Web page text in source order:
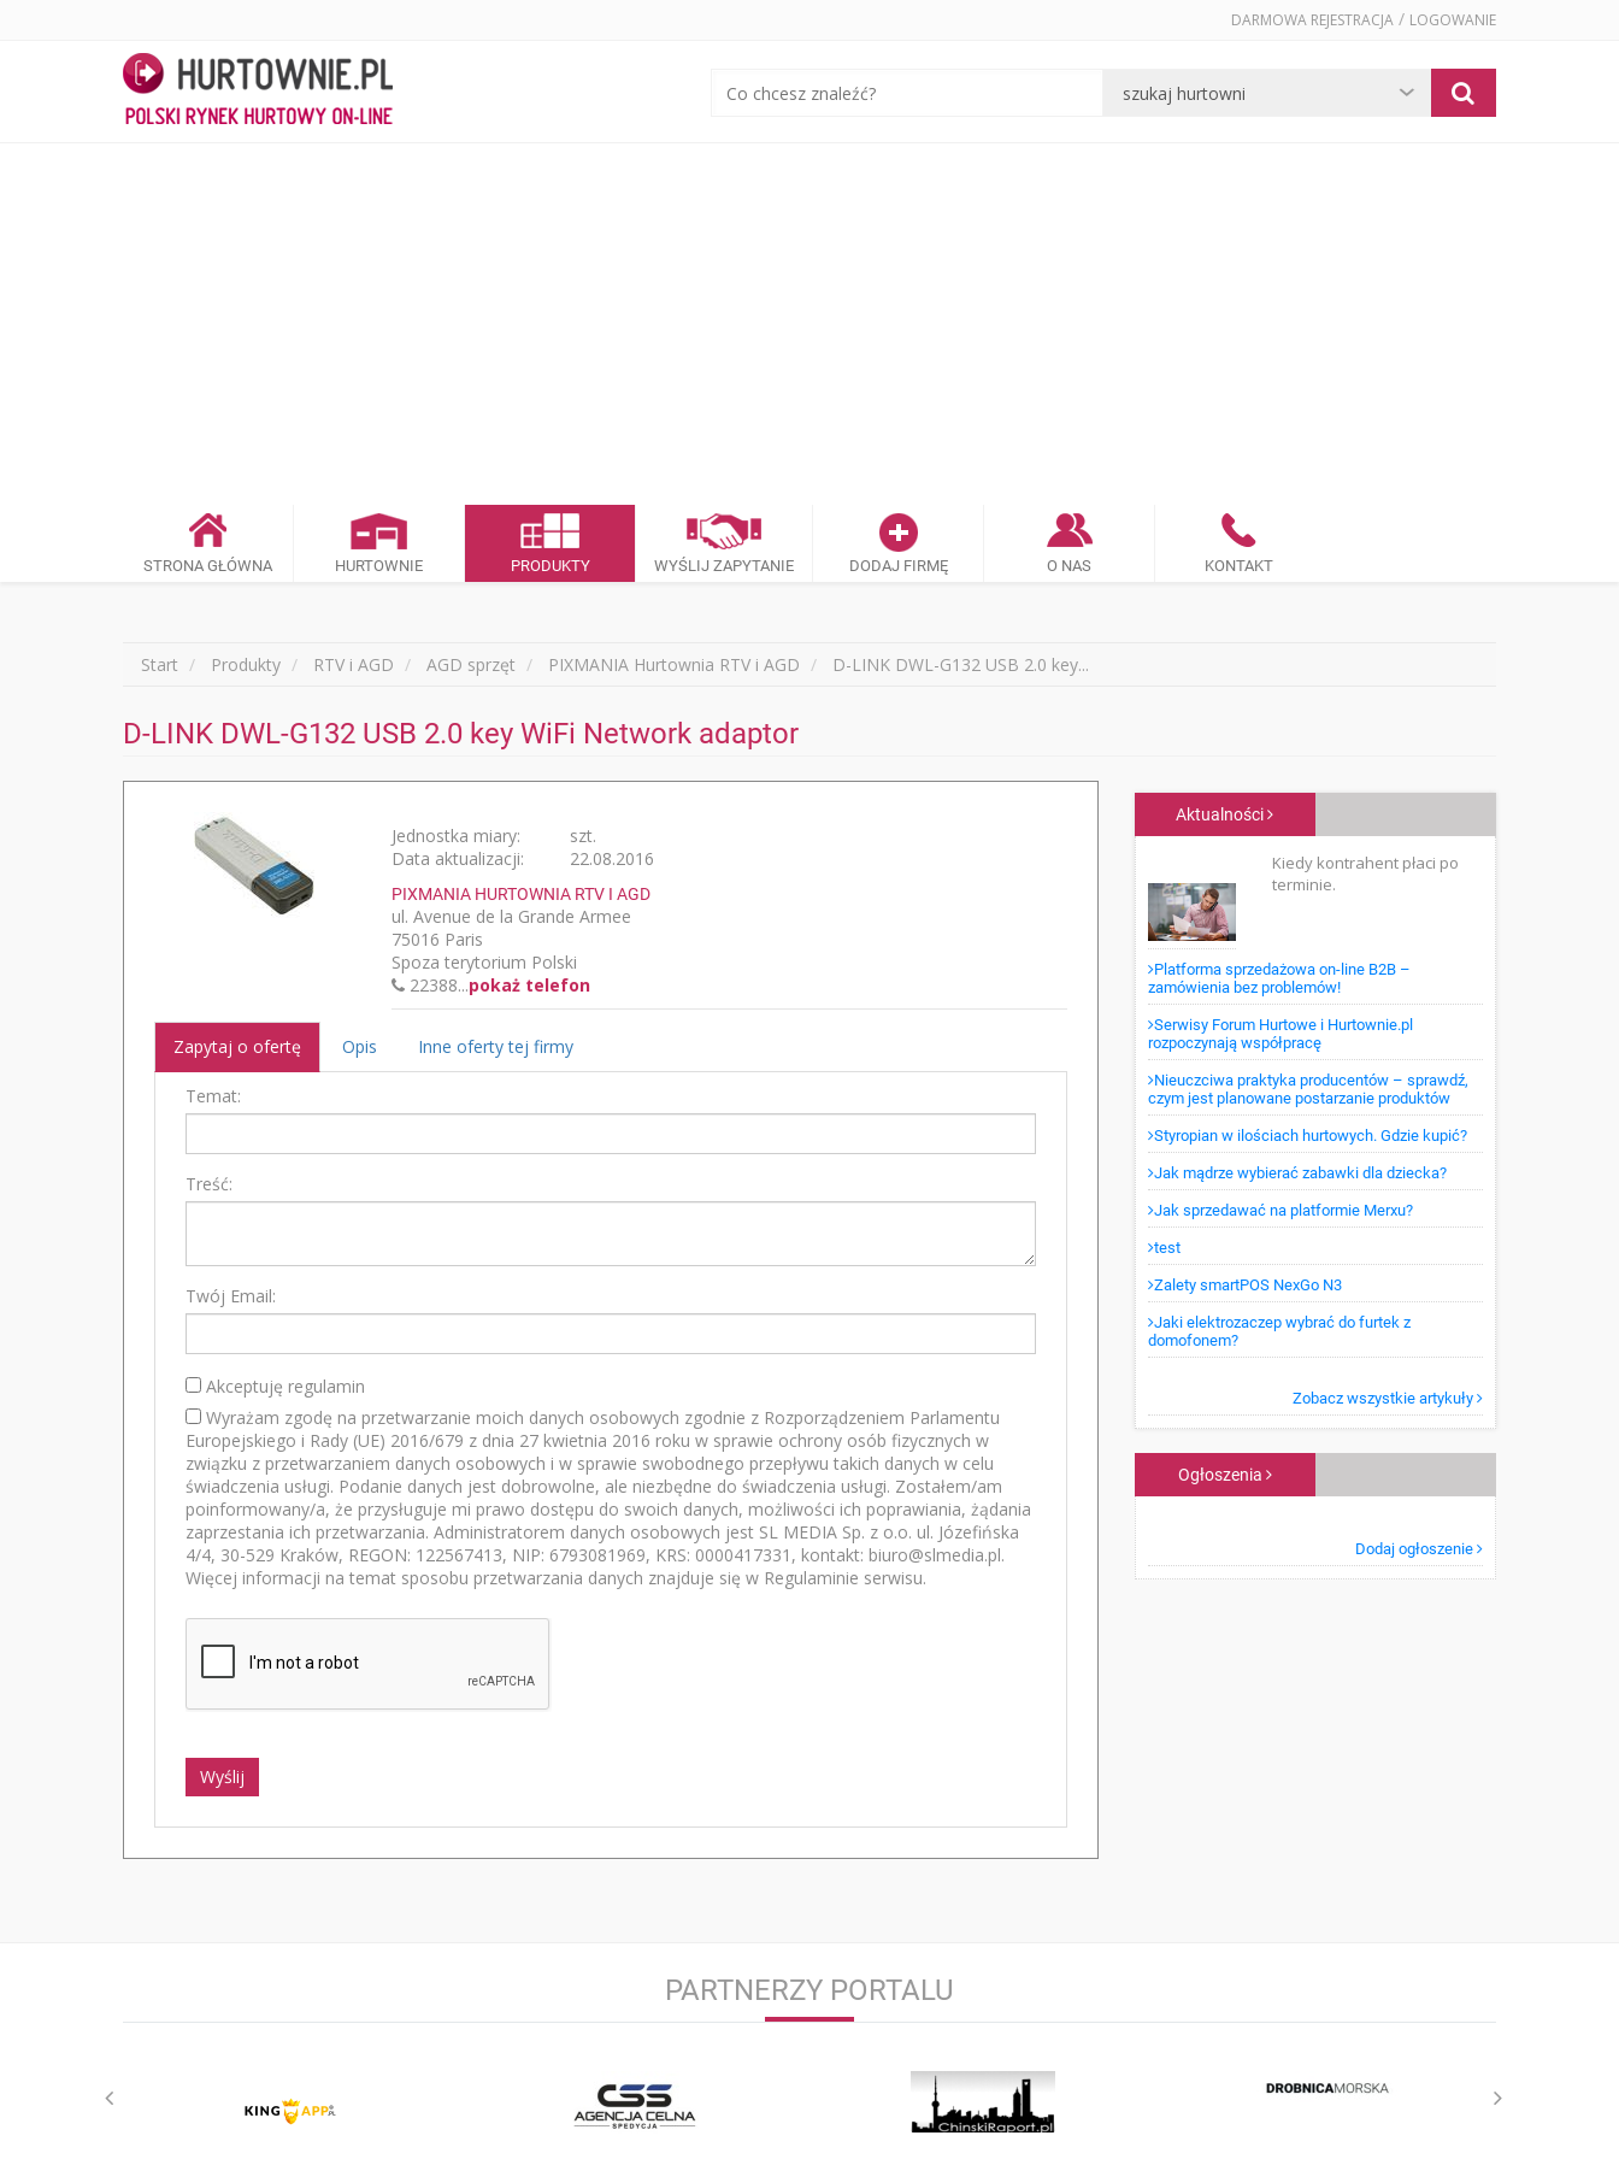
DARMOWA REJESTRACJA / LOGOWANIE
STRONA GŁÓWNA HURTOWNIE PRODUKTY WYŚLIJ ZAPYTANIE DODAJ FIRMĘ O NAS KONTAKT
Start Produkty RTV i AGD AGD sprzęt PIXMANIA Hurtownia RTV i AGD D-LINK DWL-G132 USB 2.0 key...
D-LINK DWL-G132 USB 2.0 key WiFi Network adaptor
Jednostka miary:
szt.
Data aktualizacji:
22.08.2016
PIXMANIA HURTOWNIA RTV I AGD
ul. Avenue de la Grande Armee
75016 Paris
Spoza terytorium Polski
22388...pokaż telefon
Zapytaj o ofertę Opis Inne oferty tej firmy
Temat:
Treść:
Twój Email:
Akceptuję regulamin
Wyrażam zgodę na przetwarzanie moich danych osobowych zgodnie z Rozporządzeniem Parlamentu
Europejskiego i Rady (UE) 2016/679 z dnia 27 kwietnia 2016 roku w sprawie ochrony osób fizycznych w
związku z przetwarzaniem danych osobowych i w sprawie swobodnego przepływu takich danych w celu
świadczenia usługi. Podanie danych jest dobrowolne, ale niezbędne do świadczenia usługi. Zostałem/am
poinformowany/a, że przysługuje mi prawo dostępu do swoich danych, możliwości ich poprawiania, żądania
zaprzestania ich przetwarzania. Administratorem danych osobowych jest SL MEDIA Sp. z o.o. ul. Józefińska
4/4, 30-529 Kraków, REGON: 122567413, NIP: 6793081969, KRS: 0000417331, kontakt: biuro@slmedia.pl.
Więcej informacji na temat sposobu przetwarzania danych znajduje się w Regulaminie serwisu.
Wyślij
Aktualności
Kiedy kontrahent płaci po
terminie.
Platforma sprzedażowa on-line B2B –
zamówienia bez problemów!
Serwisy Forum Hurtowe i Hurtownie.pl
rozpoczynają współpracę
Nieuczciwa praktyka producentów – sprawdź,
czym jest planowane postarzanie produktów
Styropian w ilościach hurtowych. Gdzie kupić?
Jak mądrze wybierać zabawki dla dziecka?
Jak sprzedawać na platformie Merxu?
test
Zalety smartPOS NexGo N3
Jaki elektrozaczep wybrać do furtek z
domofonem?
Zobacz wszystkie artykuły
Ogłoszenia
Dodaj ogłoszenie
PARTNERZY PORTALU